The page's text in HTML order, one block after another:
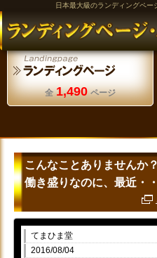
日本最大級のランディングペー
全 1,490 ページ
こんなことありませんか
働き盛りなのに、最近・
てまひま堂
2016/08/04